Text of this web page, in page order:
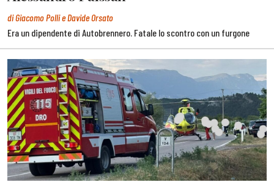
di Giacomo Polli e Davide Orsato
Era un dipendente di Autobrennero. Fatale lo scontro con un furgone